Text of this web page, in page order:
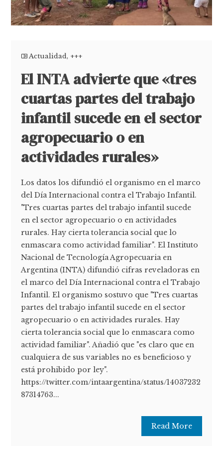
Actualidad, +++
El INTA advierte que «tres
cuartas partes del trabajo
infantil sucede en el sector
agropecuario o en
actividades rurales»
Los datos los difundió el organismo en el marco
del Día Internacional contra el Trabajo Infantil.
"Tres cuartas partes del trabajo infantil sucede
en el sector agropecuario o en actividades
rurales. Hay cierta tolerancia social que lo
enmascara como actividad familiar". El Instituto
Nacional de Tecnología Agropecuaria en
Argentina (INTA) difundió cifras reveladoras en
el marco del Día Internacional contra el Trabajo
Infantil. El organismo sostuvo que "Tres cuartas
partes del trabajo infantil sucede en el sector
agropecuario o en actividades rurales. Hay
cierta tolerancia social que lo enmascara como
actividad familiar". Añadió que "es claro que en
cualquiera de sus variables no es beneficioso y
está prohibido por ley".
https://twitter.com/intaargentina/status/14037232
87314763...
Read More